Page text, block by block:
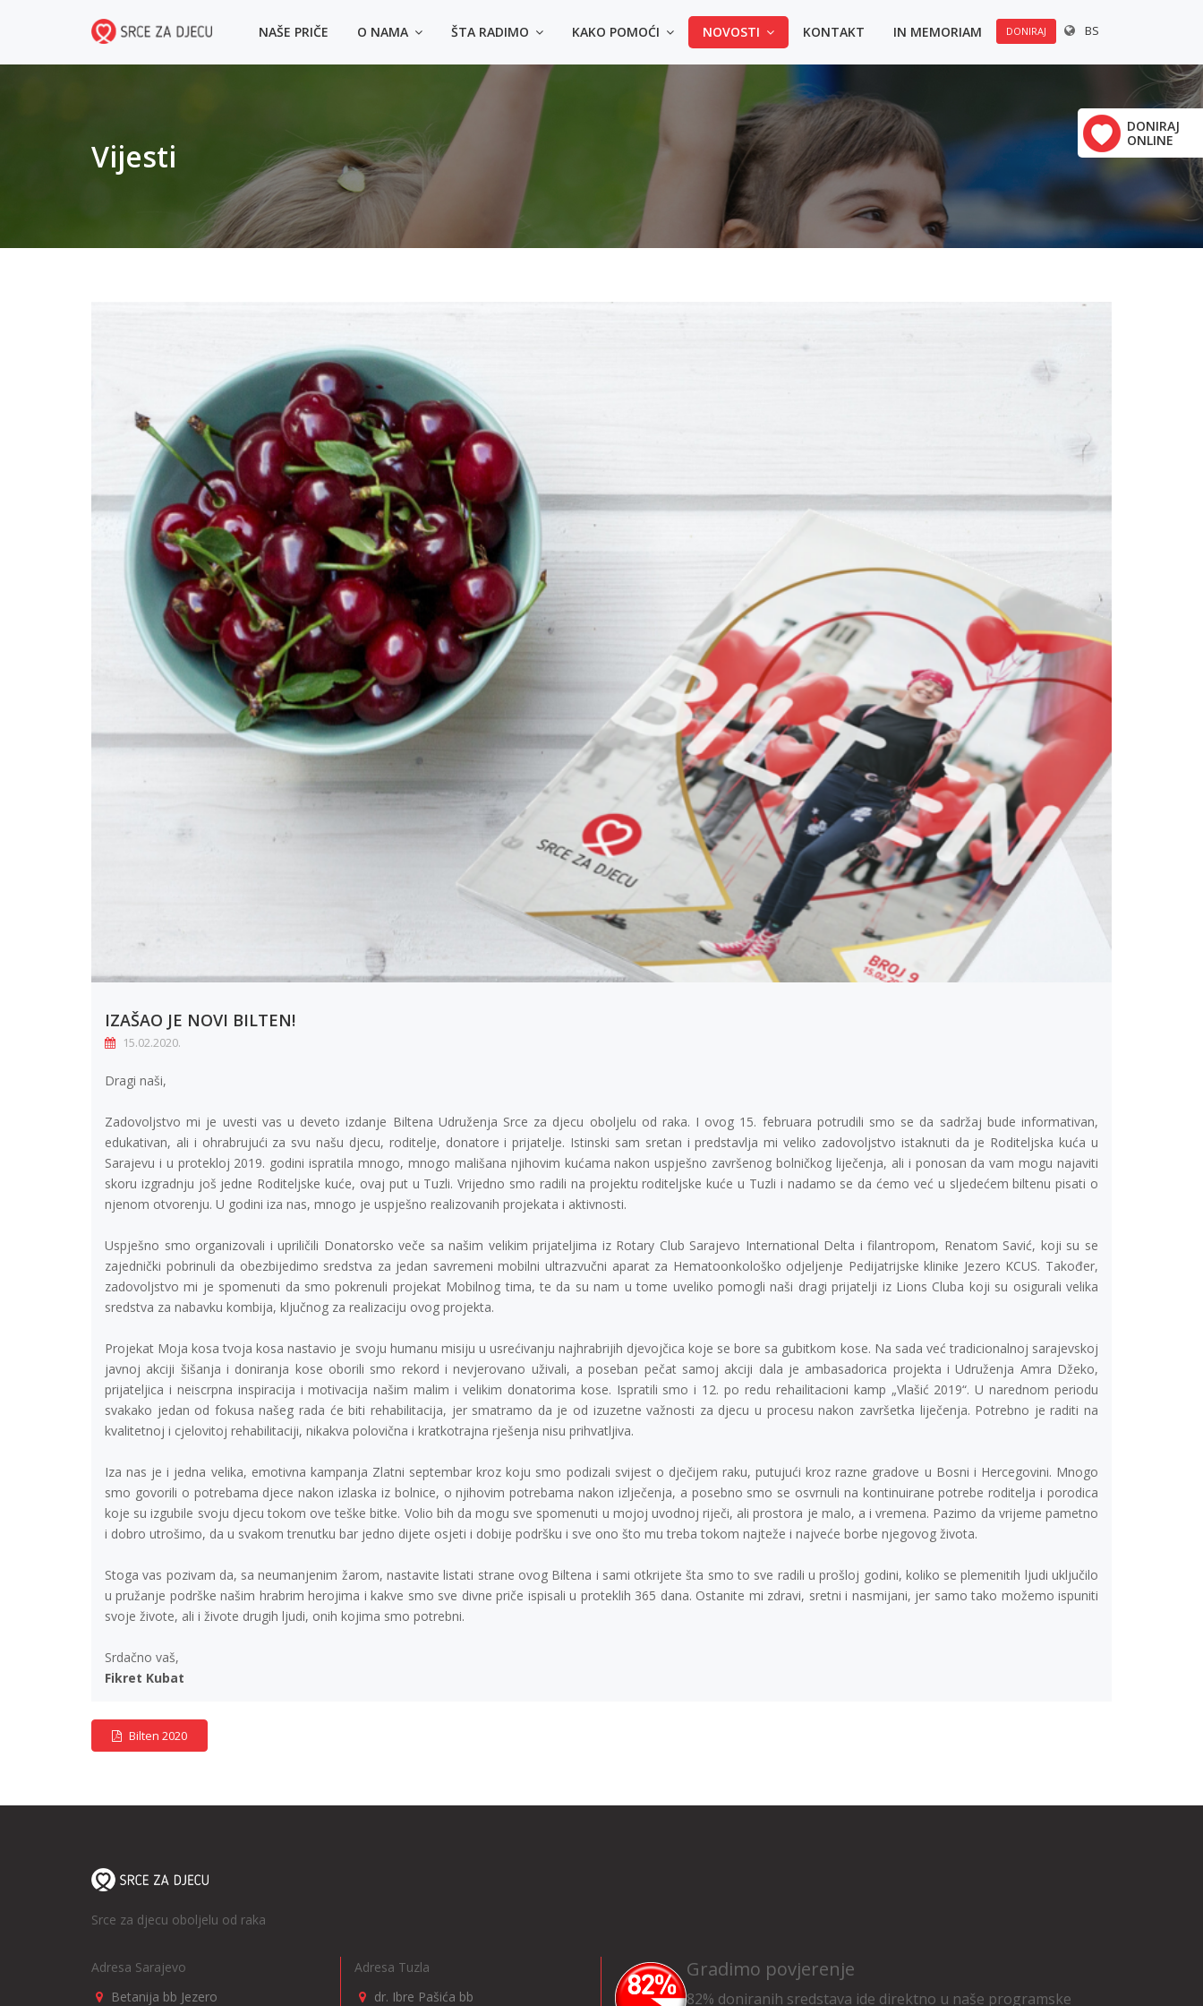
DONIRAJ BS
NAŠE PRIČE O NAMA ŠTA RADIMO KAKO POMOĆI NOVOSTI KONTAKT IN MEMORIAM
DONIRAJ
ONLINE
Vijesti
IZAŠAO JE NOVI BILTEN!
15.02.2020.
Dragi naši,
Zadovoljstvo mi je uvesti vas u deveto izdanje Biltena Udruženja Srce za djecu oboljelu od raka. I ovog 15. februara potrudili smo se da sadržaj bude informativan,
edukativan, ali i ohrabrujući za svu našu djecu, roditelje, donatore i prijatelje. Istinski sam sretan i predstavlja mi veliko zadovoljstvo istaknuti da je Roditeljska kuća u
Sarajevu i u protekloj 2019. godini ispratila mnogo, mnogo mališana njihovim kućama nakon uspješno završenog bolničkog liječenja, ali i ponosan da vam mogu najaviti
skoru izgradnju još jedne Roditeljske kuće, ovaj put u Tuzli. Vrijedno smo radili na projektu roditeljske kuće u Tuzli i nadamo se da ćemo već u sljedećem biltenu pisati o
njenom otvorenju. U godini iza nas, mnogo je uspješno realizovanih projekata i aktivnosti.
Uspješno smo organizovali i upriličili Donatorsko veče sa našim velikim prijateljima iz Rotary Club Sarajevo International Delta i filantropom, Renatom Savić, koji su se
zajednički pobrinuli da obezbijedimo sredstva za jedan savremeni mobilni ultrazvučni aparat za Hematoonkološko odjeljenje Pedijatrijske klinike Jezero KCUS. Također,
zadovoljstvo mi je spomenuti da smo pokrenuli projekat Mobilnog tima, te da su nam u tome uveliko pomogli naši dragi prijatelji iz Lions Cluba koji su osigurali velika
sredstva za nabavku kombija, ključnog za realizaciju ovog projekta.
Projekat Moja kosa tvoja kosa nastavio je svoju humanu misiju u usrećivanju najhrabrijih djevojčica koje se bore sa gubitkom kose. Na sada već tradicionalnoj sarajevskoj
javnoj akciji šišanja i doniranja kose oborili smo rekord i nevjerovano uživali, a poseban pečat samoj akciji dala je ambasadorica projekta i Udruženja Amra Džeko,
prijateljica i neiscrpna inspiracija i motivacija našim malim i velikim donatorima kose. Ispratili smo i 12. po redu rehailitacioni kamp „Vlašić 2019“. U narednom periodu
svakako jedan od fokusa našeg rada će biti rehabilitacija, jer smatramo da je od izuzetne važnosti za djecu u procesu nakon završetka liječenja. Potrebno je raditi na
kvalitetnoj i cjelovitoj rehabilitaciji, nikakva polovična i kratkotrajna rješenja nisu prihvatljiva.
Iza nas je i jedna velika, emotivna kampanja Zlatni septembar kroz koju smo podizali svijest o dječijem raku, putujući kroz razne gradove u Bosni i Hercegovini. Mnogo
smo govorili o potrebama djece nakon izlaska iz bolnice, o njihovim potrebama nakon izlječenja, a posebno smo se osvrnuli na kontinuirane potrebe roditelja i porodica
koje su izgubile svoju djecu tokom ove teške bitke. Volio bih da mogu sve spomenuti u mojoj uvodnoj riječi, ali prostora je malo, a i vremena. Pazimo da vrijeme pametno
i dobro utrošimo, da u svakom trenutku bar jedno dijete osjeti i dobije podršku i sve ono što mu treba tokom najteže i najveće borbe njegovog života.
Stoga vas pozivam da, sa neumanjenim žarom, nastavite listati strane ovog Biltena i sami otkrijete šta smo to sve radili u prošloj godini, koliko se plemenitih ljudi uključilo
u pružanje podrške našim hrabrim herojima i kakve smo sve divne priče ispisali u proteklih 365 dana. Ostanite mi zdravi, sretni i nasmijani, jer samo tako možemo ispuniti
svoje živote, ali i živote drugih ljudi, onih kojima smo potrebni.
Srdačno vaš,
Fikret Kubat
Bilten 2020
Srce za djecu oboljelu od raka
Adresa Sarajevo
Betanija bb Jezero
Adresa Tuzla
dr. Ibre Pašića bb
Gradimo povjerenje
82% doniranih sredstava ide direktno u naše programske